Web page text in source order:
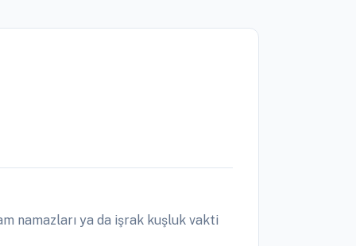
namazları ya da işrak kuşluk vakti